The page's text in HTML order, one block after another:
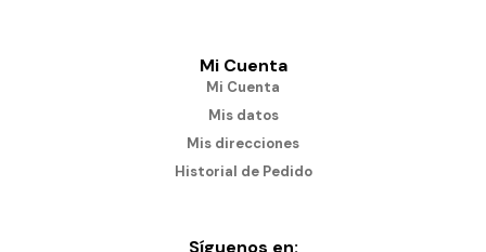
Mi Cuenta
Mi Cuenta
Mis datos
Mis direcciones
Historial de Pedido
Síguenos en: